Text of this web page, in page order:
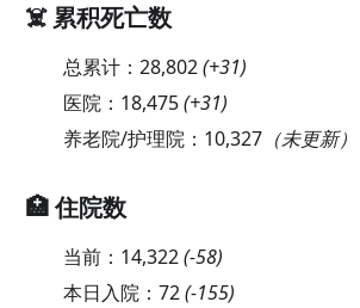
☠️ 累积死亡数
总累计： 28,802(+31)
医院： 18,475(+31)
养老院/护理院： 10,327（未更新）
🏥 住院数
当前： 14,322(-58)
本日入院： 72(-155)